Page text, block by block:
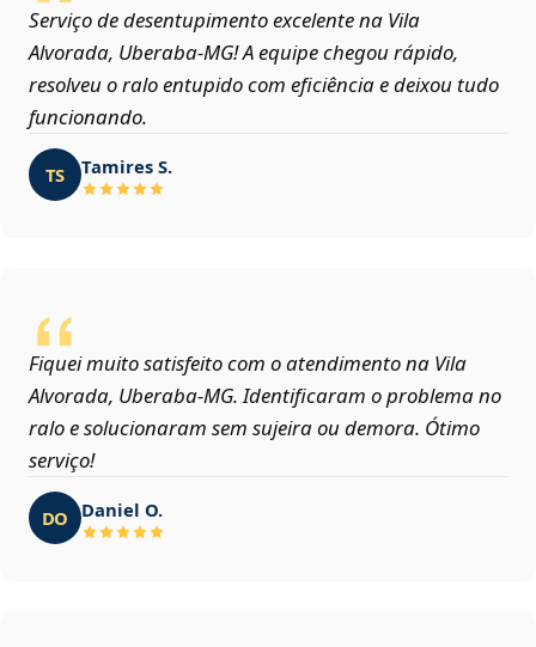
Serviço de desentupimento excelente na Vila
Alvorada, Uberaba‑MG! A equipe chegou rápido,
resolveu o ralo entupido com eficiência e deixou tudo
funcionando.
TS Tamires S.
Fiquei muito satisfeito com o atendimento na Vila
Alvorada, Uberaba‑MG. Identificaram o problema no
ralo e solucionaram sem sujeira ou demora. Ótimo
serviço!
DO Daniel O.